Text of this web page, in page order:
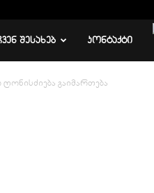
ᲨᲔᲡᲐᲮᲔᲑ ᲙᲝᲜᲢᲐᲥᲢᲘ
გაიმართება